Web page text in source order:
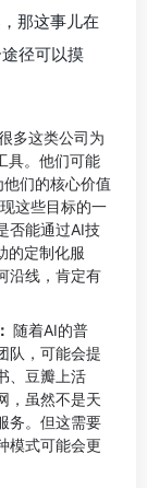
那这事儿在
径可以摸
多这类公司为
具。他们可能
他们的核心价值
这些目标的一
否能通过AI技
的定制化服
沿线，肯定有
随着AI的普
队，可能会提
、豆瓣上活
，虽然不是天
务。但这需要
模式可能会更